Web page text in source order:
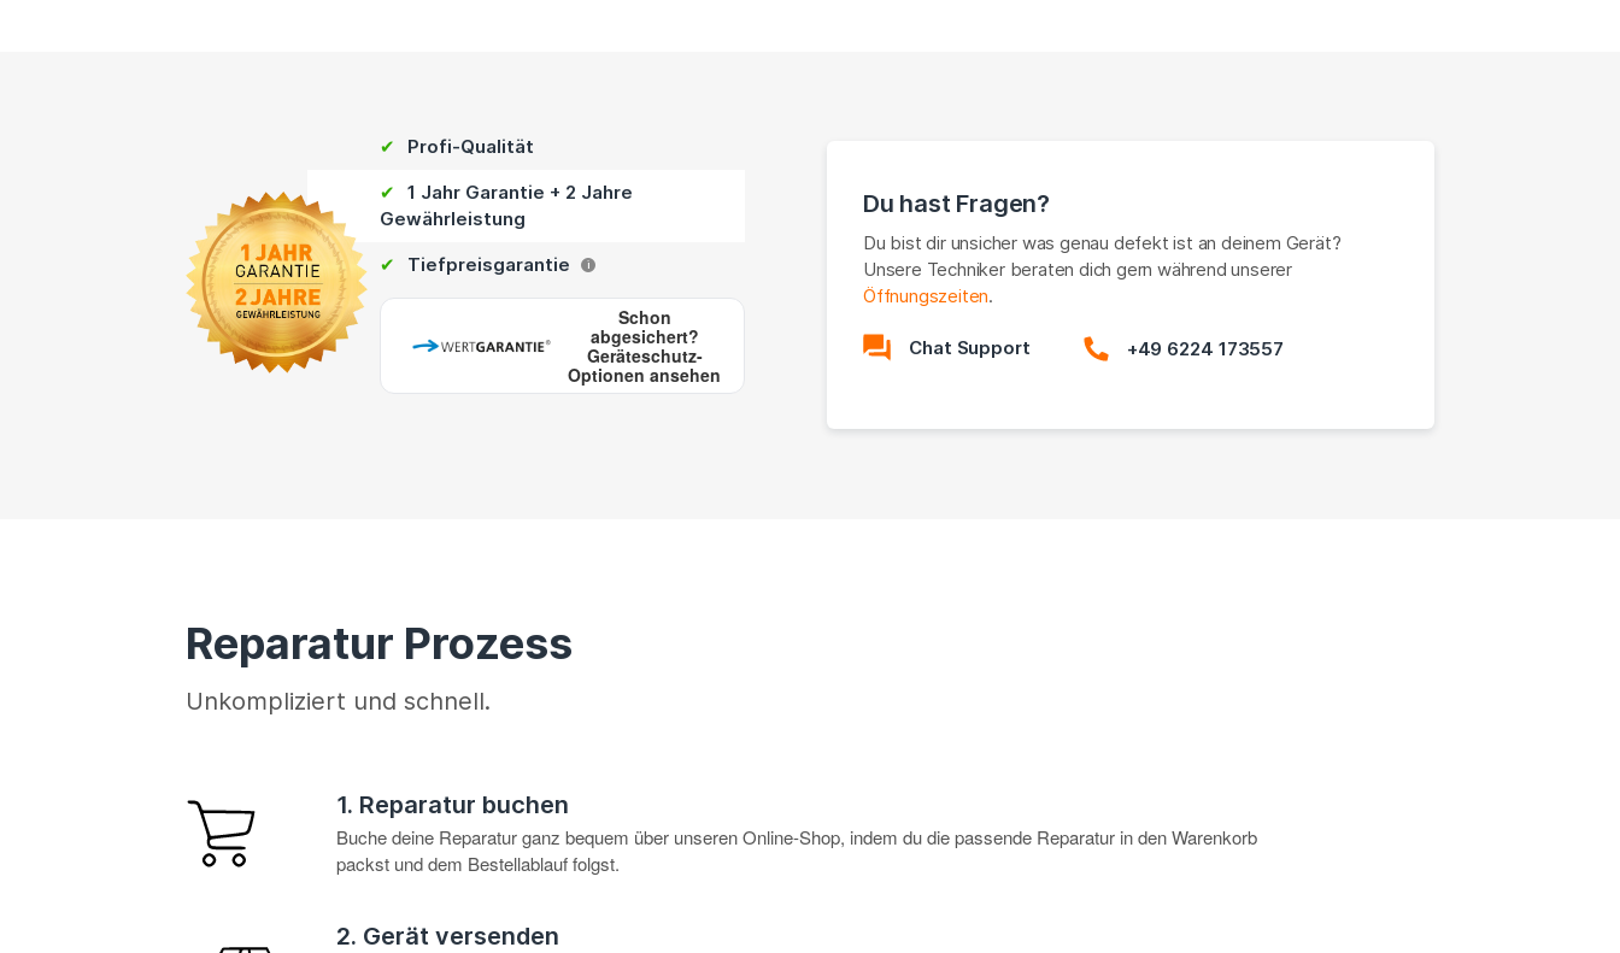
✔ Profi-Qualität
✔
1 Jahr Garantie + 2 Jahre
Gewährleistung
✔ Tiefpreisgarantie i
Schon
abgesichert?
Geräteschutz-
Optionen ansehen
Du hast Fragen?
Du bist dir unsicher was genau defekt ist an deinem Gerät?
Unsere Techniker beraten dich gern während unserer
Öffnungszeiten.
Chat Support +49 6224 173557
Reparatur Prozess
Unkompliziert und schnell.
1. Reparatur buchen
Buche deine Reparatur ganz bequem über unseren Online-Shop, indem du die passende Reparatur in den Warenkorb
packst und dem Bestellablauf folgst.
2. Gerät versenden